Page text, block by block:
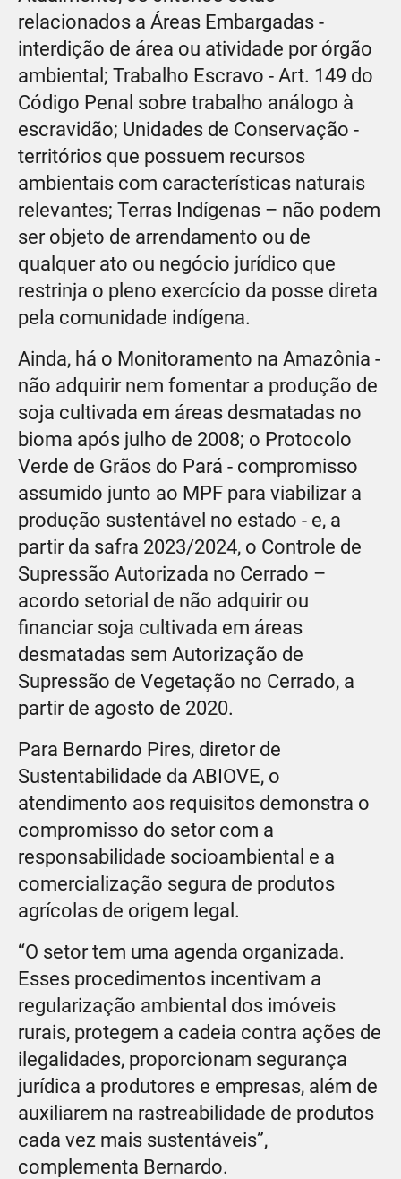
relacionados a Áreas Embargadas -
interdição de área ou atividade por órgão
ambiental; Trabalho Escravo - Art. 149 do
Código Penal sobre trabalho análogo à
escravidão; Unidades de Conservação -
territórios que possuem recursos
ambientais com características naturais
relevantes; Terras Indígenas – não podem
ser objeto de arrendamento ou de
qualquer ato ou negócio jurídico que
restrinja o pleno exercício da posse direta
pela comunidade indígena.
Ainda, há o Monitoramento na Amazônia -
não adquirir nem fomentar a produção de
soja cultivada em áreas desmatadas no
bioma após julho de 2008; o Protocolo
Verde de Grãos do Pará - compromisso
assumido junto ao MPF para viabilizar a
produção sustentável no estado - e, a
partir da safra 2023/2024, o Controle de
Supressão Autorizada no Cerrado –
acordo setorial de não adquirir ou
financiar soja cultivada em áreas
desmatadas sem Autorização de
Supressão de Vegetação no Cerrado, a
partir de agosto de 2020.
Para Bernardo Pires, diretor de
Sustentabilidade da ABIOVE, o
atendimento aos requisitos demonstra o
compromisso do setor com a
responsabilidade socioambiental e a
comercialização segura de produtos
agrícolas de origem legal.
“O setor tem uma agenda organizada.
Esses procedimentos incentivam a
regularização ambiental dos imóveis
rurais, protegem a cadeia contra ações de
ilegalidades, proporcionam segurança
jurídica a produtores e empresas, além de
auxiliarem na rastreabilidade de produtos
cada vez mais sustentáveis”,
complementa Bernardo.